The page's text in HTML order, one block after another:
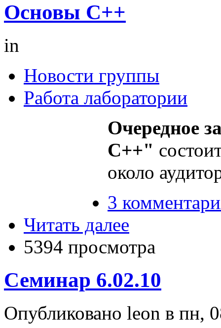
Основы C++
in
Новости группы
Работа лаборатории
Очередное
C++"
около
3
Читать далее
5394 просмотра
Семинар 6.02.10
Опубликовано leon в пн,